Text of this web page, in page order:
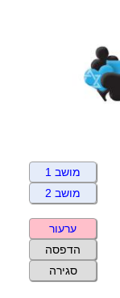
מושב 1
מושב 2
ערעור
הדפסה
סגירה